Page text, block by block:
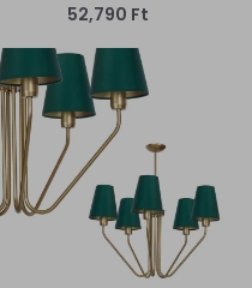
52,790 Ft